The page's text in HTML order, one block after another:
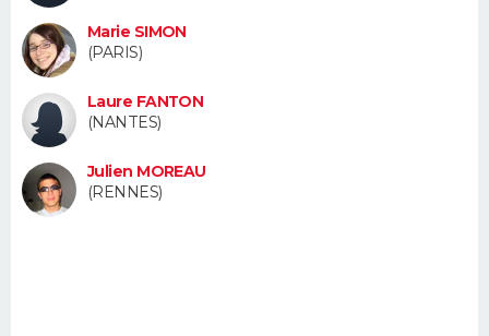
COPAINS D'AVANT
S'inscrire
Se connecter
Lycées
Collèges
Primaires
Universités
Entreprises
Service militaire
Avis de recherche
AVIS DE DÉCÈS
FORUM
Marie SIMON
(PARIS)
Laure FANTON
(NANTES)
Julien MOREAU
(RENNES)